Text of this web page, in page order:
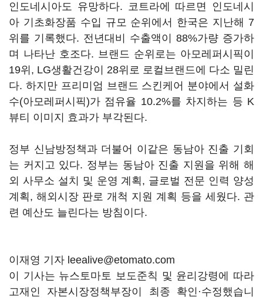
인도네시아도 유망하다. 코트라에 따르면 인도네시
아 기초화장품 수입 규모 순위에서 한국은 지난해 7
위를 기록했다. 전년대비 수출액이 88%가량 증가하
며 나타난 호조다. 브랜드 순위로는 아모레퍼시픽이
19위, LG생활건강이 28위로 로컬브랜드에 다소 밀린
다. 하지만 프리미엄 브랜드 스킨케어 분야에서 설화
수(아모레퍼시픽)가 점유율 10.2%를 차지하는 등 K
뷰티 이미지 효과가 부각된다.
정부 신남방정책과 더불어 이같은 동남아 진출 기회
는 커지고 있다. 정부는 동남아 진출 지원을 위해 해
외 사무소 설치 및 운영 계획, 글로벌 전문 인력 양성
계획, 해외시장 판로 개척 지원 계획 등을 세웠다. 관
련 예산도 늘린다는 방침이다.
이재영 기자 leealive@etomato.com
이 기사는 뉴스토마토 보도준칙 및 윤리강령에 따라
고재인 자본시장정책부장이 최종 확인·수정했습니